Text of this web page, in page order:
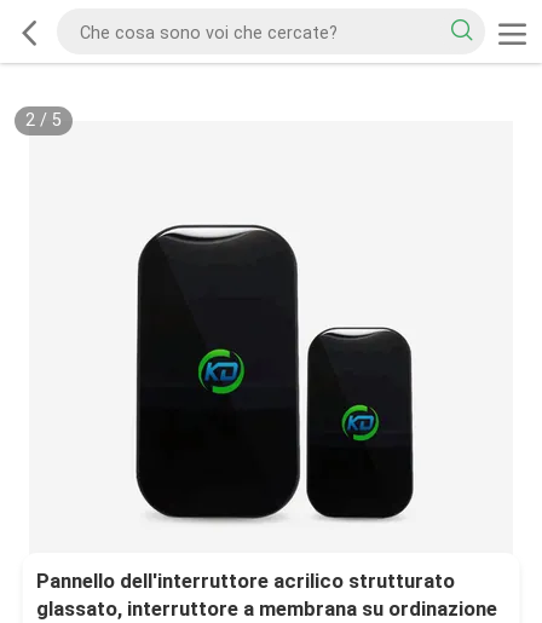
2/ 5
Pannello dell'interruttore acrilico strutturato
glassato, interruttore a membrana su ordinazione